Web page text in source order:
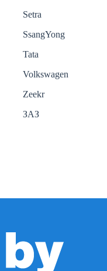
Setra
SsangYong
Tata
Volkswagen
Zeekr
ЗАЗ